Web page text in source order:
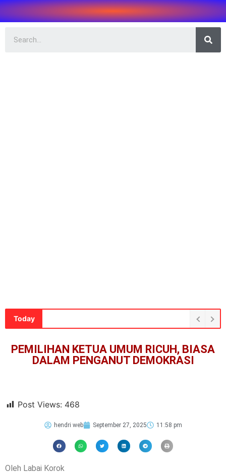
Today
PEMILIHAN KETUA UMUM RICUH, BIASA
DALAM PENGANUT DEMOKRASI
Post Views: 468
hendri web September 27, 2025 11:58 pm
Oleh Labai Korok